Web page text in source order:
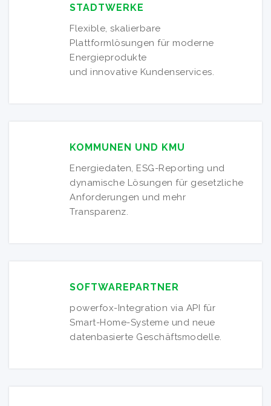
STADTWERKE
Flexible, skalierbare
Plattformlösungen für moderne
Energieprodukte
und innovative Kundenservices.
KOMMUNEN UND KMU
Energiedaten, ESG-Reporting und
dynamische Lösungen für gesetzliche
Anforderungen und mehr
Transparenz.
SOFTWAREPARTNER
powerfox-Integration via API für
Smart-Home-Systeme und neue
datenbasierte Geschäftsmodelle.